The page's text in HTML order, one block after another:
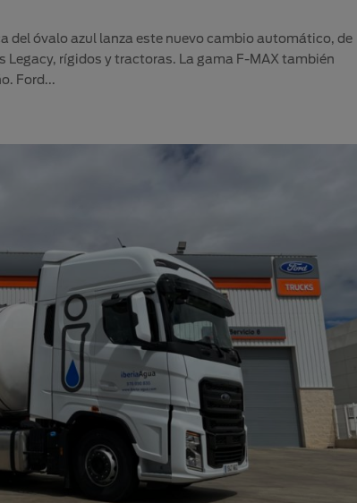
del óvalo azul lanza este nuevo cambio automático, de
rígidos y tractoras. La gama F-MAX también
Ford...